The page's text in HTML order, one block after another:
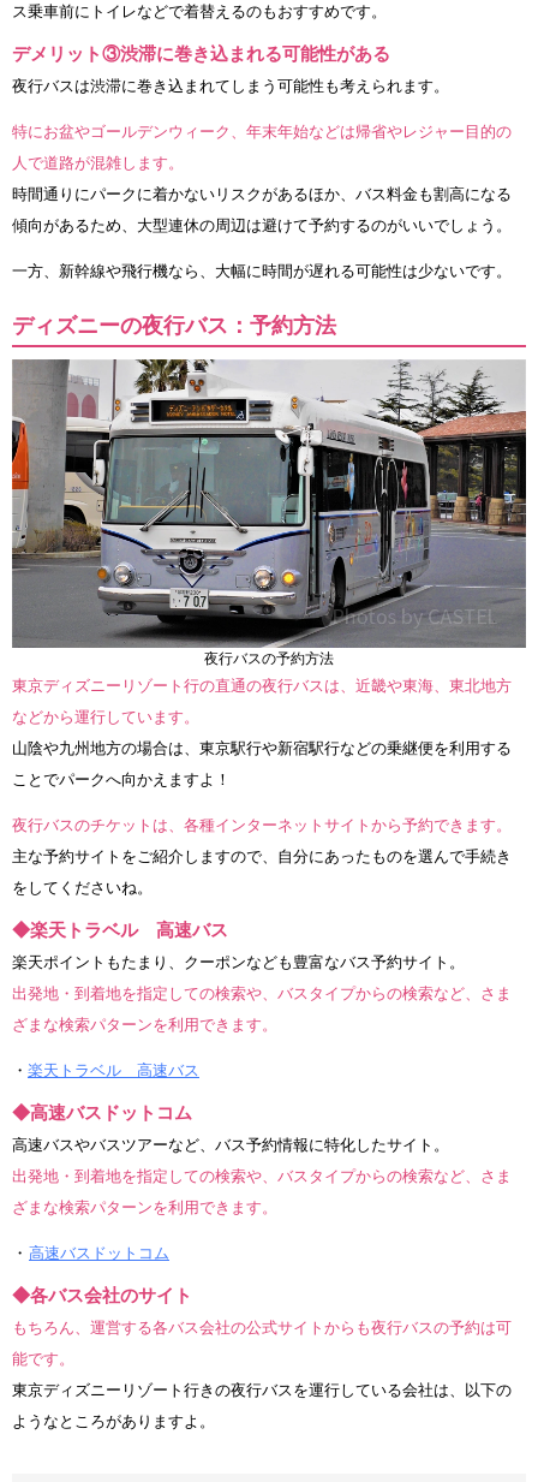
ス乗車前にトイレなどで着替えるのもおすすめです。
デメリット③渋滞に巻き込まれる可能性がある
夜行バスは渋滞に巻き込まれてしまう可能性も考えられます。
特にお盆やゴールデンウィーク、年末年始などは帰省やレジャー目的の
人で道路が混雑します。
時間通りにパークに着かないリスクがあるほか、バス料金も割高になる
傾向があるため、大型連休の周辺は避けて予約するのがいいでしょう。
一方、新幹線や飛行機なら、大幅に時間が遅れる可能性は少ないです。
ディズニーの夜行バス：予約方法
夜行バスの予約方法
東京ディズニーリゾート行の直通の夜行バスは、近畿や東海、東北地方
などから運行しています。
山陰や九州地方の場合は、東京駅行や新宿駅行などの乗継便を利用する
ことでパークへ向かえますよ！
夜行バスのチケットは、各種インターネットサイトから予約できます。
主な予約サイトをご紹介しますので、自分にあったものを選んで手続き
をしてくださいね。
◆楽天トラベル 高速バス
楽天ポイントもたまり、クーポンなども豊富なバス予約サイト。
出発地・到着地を指定しての検索や、バスタイプからの検索など、さま
ざまな検索パターンを利用できます。
・ 楽天トラベル 高速バス
◆高速バスドットコム
高速バスやバスツアーなど、バス予約情報に特化したサイト。
出発地・到着地を指定しての検索や、バスタイプからの検索など、さま
ざまな検索パターンを利用できます。
・ 高速バスドットコム
◆各バス会社のサイト
もちろん、運営する各バス会社の公式サイトからも夜行バスの予約は可
能です。
東京ディズニーリゾート行きの夜行バスを運行している会社は、以下の
ようなところがありますよ。